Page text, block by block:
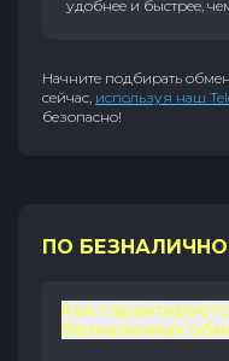
удобнее и быстрее,
Начните подбирать
сейчас, используя наш
безопасно!
ПО
Как
безналичных